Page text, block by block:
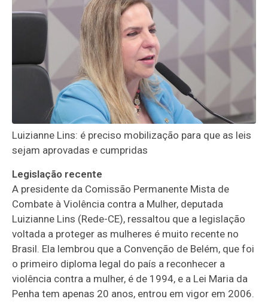
Luizianne Lins: é preciso mobilização para que as leis
sejam aprovadas e cumpridas
Legislação recente
A presidente da Comissão Permanente Mista de
Combate à Violência contra a Mulher, deputada
Luizianne Lins (Rede-CE), ressaltou que a legislação
voltada a proteger as mulheres é muito recente no
Brasil. Ela lembrou que a Convenção de Belém, que foi
o primeiro diploma legal do país a reconhecer a
violência contra a mulher, é de 1994, e a Lei Maria da
Penha tem apenas 20 anos, entrou em vigor em 2006.